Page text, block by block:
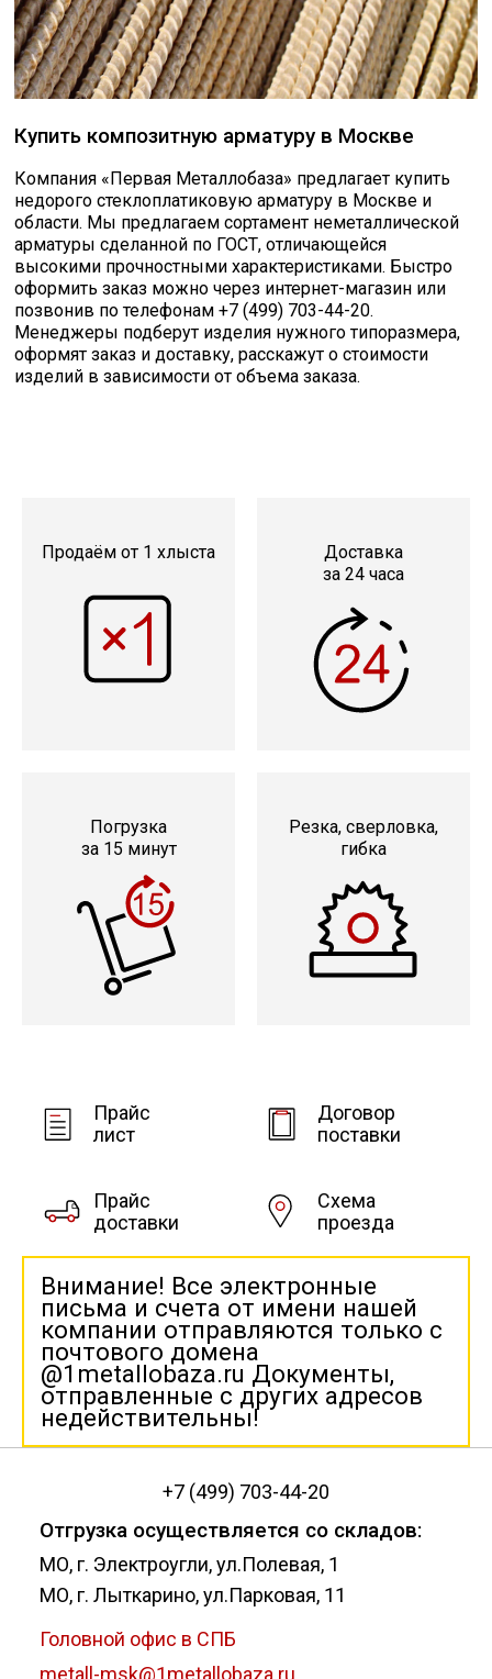
Круг
Труба профильная
Швеллер
Катанка
Профлист
Сетка кладочная
Купить композитную арматуру в Москве
Компания «Первая Металлобаза» предлагает купить
недорого стеклоплатиковую арматуру в Москве и
области. Мы предлагаем сортамент неметаллической
арматуры сделанной по ГОСТ, отличающейся
высокими прочностными характеристиками. Быстро
оформить заказ можно через интернет-магазин или
позвонив по телефонам +7 (499) 703-44-20.
Менеджеры подберут изделия нужного типоразмера,
оформят заказ и доставку, расскажут о стоимости
изделий в зависимости от объема заказа.
Продаём от 1 хлыста
Доставка
за 24 часа
Погрузка
за 15 минут
Резка, сверловка,
гибка
Прайс
лист
Договор
поставки
Прайс
доставки
Схема
проезда
Внимание! Все электронные
письма и счета от имени нашей
компании отправляются только с
почтового домена
@1metallobaza.ru Документы,
отправленные с других адресов
недействительны!
+7 (499) 703-44-20
Отгрузка осуществляется со складов:
МО, г. Электроугли, ул.Полевая, 1
МО, г. Лыткарино, ул.Парковая, 11
Головной офис в СПБ
metall-msk@1metallobaza.ru